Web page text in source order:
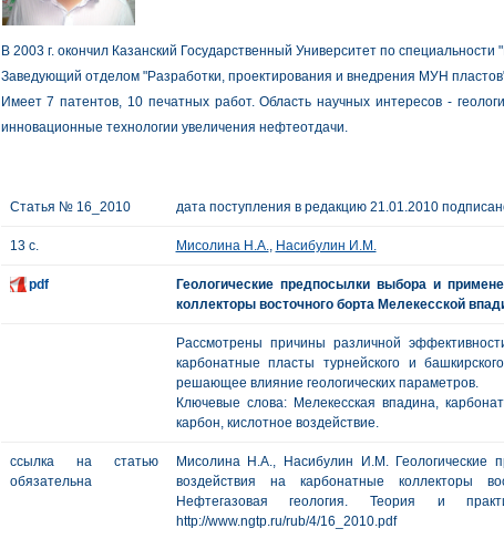
В 2003 г. окончил Казанский Государственный Университет по
Заведующий отделом "Разработки, проектирования и внедрения МУН
Имеет 7 патентов, 10 печатных работ. Область научных интересов -
инновационные технологии увеличения нефтеотдачи.
Статья № 16_2010 дата поступления в редакцию 21.01.2010
13 с. Мисолина Н.А., Насибулин И.М.
pdf
Геологические предпосылки выбора и
коллекторы восточного борта Мелекесской
Рассмотрены причины различной
карбонатные пласты турнейского и
решающее влияние геологических параметров.
Ключевые слова: Мелекесская впадина,
карбон, кислотное воздействие.
ссылка на статью
обязательна
Мисолина Н.А., Насибулин И.М. Геологические
воздействия на карбонатные коллекторы
Нефтегазовая геология. Теория
http://www.ngtp.ru/rub/4/16_2010.pdf